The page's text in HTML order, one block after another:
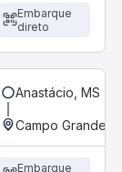
Embarque
direto
Anastácio, MS
Campo Grande,
Embarque